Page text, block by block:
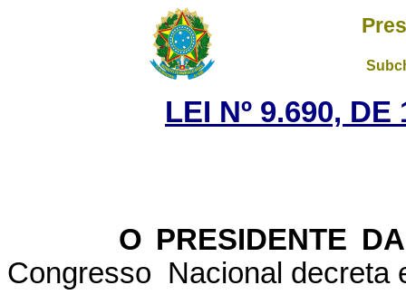
LEI Nº 9.690,
O PRESIDENTE DA
Congresso Nacional